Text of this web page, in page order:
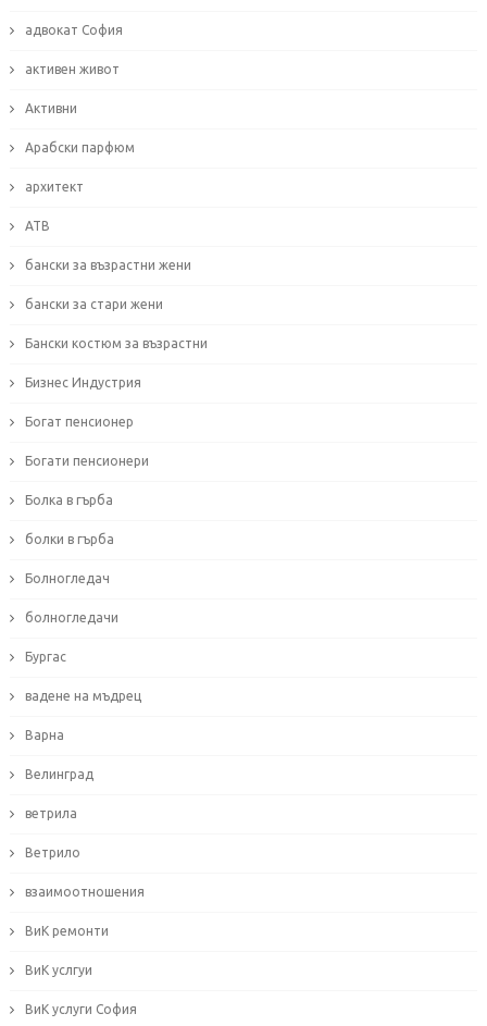
адвокат София
активен живот
Активни
Арабски парфюм
архитект
АТВ
бански за възрастни жени
бански за стари жени
Бански костюм за възрастни
Бизнес Индустрия
Богат пенсионер
Богати пенсионери
Болка в гърба
болки в гърба
Болногледач
болногледачи
Бургас
вадене на мъдрец
Варна
Велинград
ветрила
Ветрило
взаимоотношения
ВиК ремонти
ВиК услгуи
ВиК услуги София